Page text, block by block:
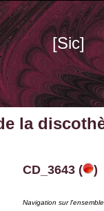
[Sic]
la
CD_3643 ( )
Navigation sur